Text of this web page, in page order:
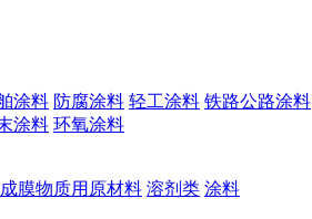
涂料 防腐涂料 轻工涂料 铁路公路涂料
涂料 环氧涂料
成膜物质用原材料 溶剂类 涂料